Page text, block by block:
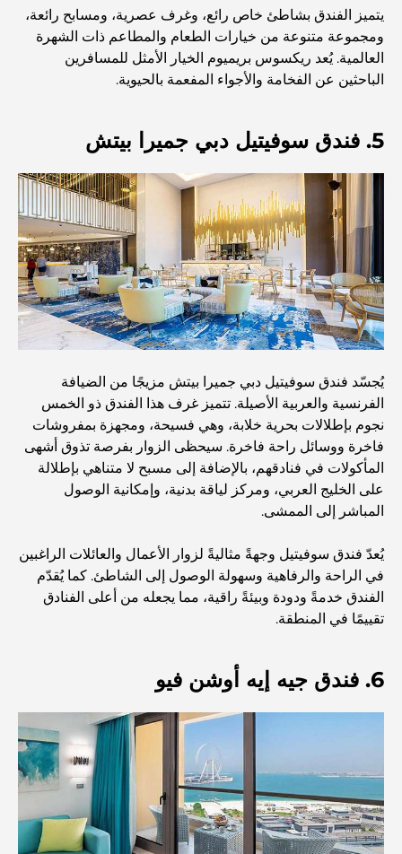
أفضل ملاعب الجولف للبطولات في دبي
المجتمعات السكنية المطلة على الواجهة البحرية في دبي: حياة
أفضل البنوك في دبي للمقيمين الأجانب: دليل مصرفي شامل
أفضل مطاعم شرائح اللحم في دبي: دليل لعشاق اللحوم
أغلى دولة في العالم: تصنيف عالمي لتكاليف المعيشة
دليل صالات الرياضة في داماك هيلز: أفضل خيارات اللياقة
أفضل مراكز التسوق في دبي للتسوق والترفيه
أنشطة يمكنك القيام بها في مركز دبي المالي العالمي:
استكشف أكثر مناطق دبي حيوية
للإنفاق الذكي
مستشفى في مركز دبي المالي العالمي: رعاية طبية عالمية
المستوى في دبي
صالات رياضية في مركز دبي المالي العالمي: حيث يلتقي اللياقة
البدنية بأسلوب حياة الأعمال
أندر سيارة في العالم: أساطير السيارات التي لا تُقدر بثمن
منصات التداول في الإمارات العربية المتحدة: دليل للمستثمرين
العصريين
يتميز الفندق بشاطئ خاص رائع، وغرف عصرية، ومسابح رائعة،
ومجموعة متنوعة من خيارات الطعام والمطاعم ذات الشهرة
العالمية. يُعد ريكسوس بريميوم الخيار الأمثل للمسافرين
الباحثين عن الفخامة والأجواء المفعمة بالحيوية.
5. فندق سوفيتيل دبي جميرا بيتش
يُجسّد فندق سوفيتيل دبي جميرا بيتش مزيجًا من الضيافة
الفرنسية والعربية الأصيلة. تتميز غرف هذا الفندق ذو الخمس
نجوم بإطلالات بحرية خلابة، وهي فسيحة، ومجهزة بمفروشات
فاخرة ووسائل راحة فاخرة. سيحظى الزوار بفرصة تذوق أشهى
المأكولات في فنادقهم، بالإضافة إلى مسبح لا متناهي بإطلالة
على الخليج العربي، ومركز لياقة بدنية، وإمكانية الوصول
المباشر إلى الممشى.
يُعدّ فندق سوفيتيل وجهةً مثاليةً لزوار الأعمال والعائلات الراغبين
في الراحة والرفاهية وسهولة الوصول إلى الشاطئ. كما يُقدّم
الفندق خدمةً ودودة وبيئةً راقية، مما يجعله من أعلى الفنادق
تقييمًا في المنطقة.
6. فندق جيه إيه أوشن فيو